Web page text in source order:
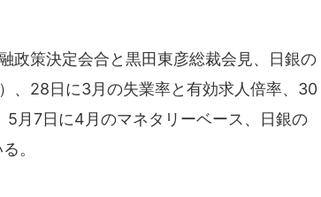
政策決定会合と黒田東彦総裁会見、日銀の
、28日に3月の失業率と有効求人倍率、30
月7日に4月のマネタリーベース、日銀の
。